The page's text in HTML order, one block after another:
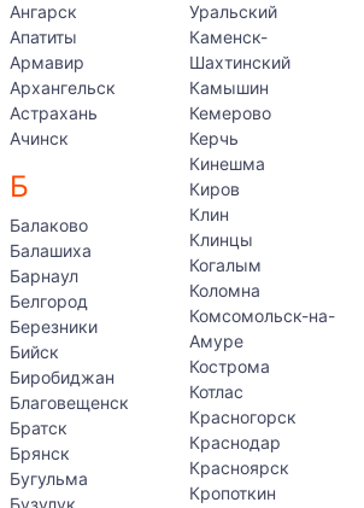
Ангарск
Апатиты
Армавир
Архангельск
Астрахань
Ачинск
Б
Балаково
Балашиха
Барнаул
Белгород
Березники
Бийск
Биробиджан
Благовещенск
Братск
Брянск
Бугульма
Бузулук
Уральский
Каменск-
Шахтинский
Камышин
Кемерово
Керчь
Кинешма
Киров
Клин
Клинцы
Когалым
Коломна
Комсомольск-на-
Амуре
Кострома
Котлас
Красногорск
Краснодар
Красноярск
Кропоткин